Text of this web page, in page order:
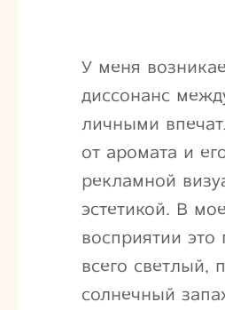
У меня
диссонанс
личными
от аромата и
рекламной
эстетикой. В
восприятии это
всего светлый,
солнечный